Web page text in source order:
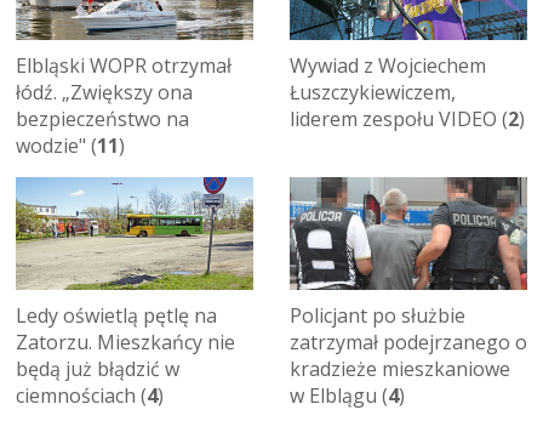
Elbląski WOPR otrzymał
łódź. „Zwiększy ona
bezpieczeństwo na
wodzie" (11)
Wywiad z Wojciechem
Łuszczykiewiczem,
liderem zespołu VIDEO (2)
Ledy oświetlą pętlę na
Zatorzu. Mieszkańcy nie
będą już błądzić w
ciemnościach (4)
Policjant po służbie
zatrzymał podejrzanego o
kradzieże mieszkaniowe
w Elblągu (4)